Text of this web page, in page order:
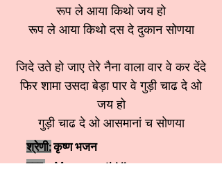
रूप ले आया किथो जय हो
रूप ले आया किथो दस दे दुकान सोणया
जिदे उते हो जाए तेरे नैना वाला वार वे कर देंदे
फिर शामा उसदा बेड़ा पार वे गुड़ी चाढ दे ओ
जय हो
गुड़ी चाढ दे ओ आसमानां च सोणया
श्रेणी:कृष्ण भजन
स्वर:
Meenu sethi ji